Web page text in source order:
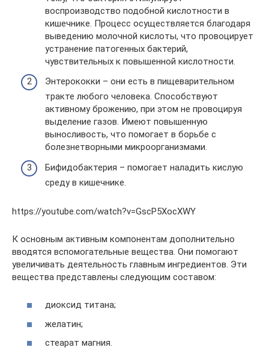
воспроизводство подобной кислотности в
кишечнике. Процесс осуществляется благодаря
выведению молочной кислоты, что провоцирует
устранение патогенных бактерий,
чувствительных к повышенной кислотности.
Энтерококки – они есть в пищеварительном
тракте любого человека. Способствуют
активному брожению, при этом не провоцируя
выделение газов. Имеют повышенную
выносливость, что помогает в борьбе с
болезнетворными микроорганизмами.
Бифидобактерия – помогает наладить кислую
среду в кишечнике.
https://youtube.com/watch?v=GscP5XocXWY
К основным активным компонентам дополнительно
вводятся вспомогательные вещества. Они помогают
увеличивать деятельность главным ингредиентов. Эти
вещества представлены следующим составом:
диоксид титана;
желатин;
стеарат магния.